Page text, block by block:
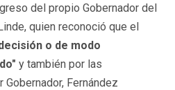
del propio Gobernador del
quien reconoció que el
o de modo
y también por las
Fernández